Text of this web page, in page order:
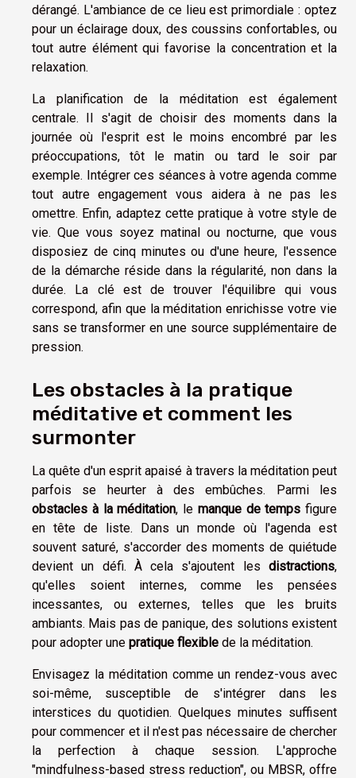
dérangé. L'ambiance de ce lieu est primordiale : optez
pour un éclairage doux, des coussins confortables, ou
tout autre élément qui favorise la concentration et la
relaxation.
La planification de la méditation est également
centrale. Il s'agit de choisir des moments dans la
journée où l'esprit est le moins encombré par les
préoccupations, tôt le matin ou tard le soir par
exemple. Intégrer ces séances à votre agenda comme
tout autre engagement vous aidera à ne pas les
omettre. Enfin, adaptez cette pratique à votre style de
vie. Que vous soyez matinal ou nocturne, que vous
disposiez de cinq minutes ou d'une heure, l'essence
de la démarche réside dans la régularité, non dans la
durée. La clé est de trouver l'équilibre qui vous
correspond, afin que la méditation enrichisse votre vie
sans se transformer en une source supplémentaire de
pression.
Les obstacles à la pratique
méditative et comment les
surmonter
La quête d'un esprit apaisé à travers la méditation peut
parfois se heurter à des embûches. Parmi les
obstacles à la méditation, le manque de temps figure
en tête de liste. Dans un monde où l'agenda est
souvent saturé, s'accorder des moments de quiétude
devient un défi. À cela s'ajoutent les distractions,
qu'elles soient internes, comme les pensées
incessantes, ou externes, telles que les bruits
ambiants. Mais pas de panique, des solutions existent
pour adopter une pratique flexible de la méditation.
Envisagez la méditation comme un rendez-vous avec
soi-même, susceptible de s'intégrer dans les
interstices du quotidien. Quelques minutes suffisent
pour commencer et il n'est pas nécessaire de chercher
la perfection à chaque session. L'approche
"mindfulness-based stress reduction", ou MBSR, offre